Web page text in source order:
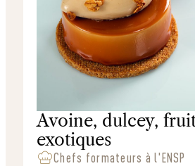
Avoine, dulcey,
exotiques
Chefs formateurs à l'ENSP